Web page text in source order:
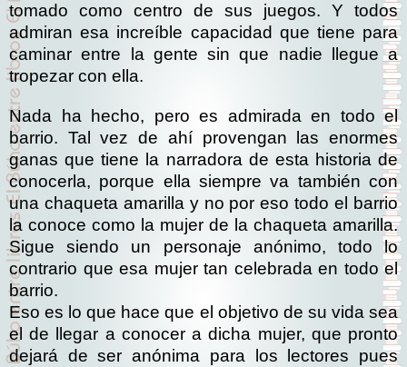
tomado como centro de sus juegos. Y todos
admiran esa increíble capacidad que tiene para
caminar entre la gente sin que nadie llegue a
tropezar con ella.
Nada ha hecho, pero es admirada en todo el
barrio. Tal vez de ahí provengan las enormes
ganas que tiene la narradora de esta historia de
conocerla, porque ella siempre va también con
una chaqueta amarilla y no por eso todo el barrio
la conoce como la mujer de la chaqueta amarilla.
Sigue siendo un personaje anónimo, todo lo
contrario que esa mujer tan celebrada en todo el
barrio.
Eso es lo que hace que el objetivo de su vida sea
el de llegar a conocer a dicha mujer, que pronto
dejará de ser anónima para los lectores pues